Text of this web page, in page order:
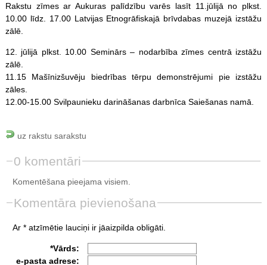
Rakstu zīmes ar Aukuras palīdzību varēs lasīt 11.jūlijā no plkst.
10.00 līdz. 17.00 Latvijas Etnogrāfiskajā brīvdabas muzejā izstāžu
zālē.
12. jūlijā plkst. 10.00 Seminārs – nodarbība zīmes centrā izstāžu
zālē.
11.15 Mašīnizšuvēju biedrības tērpu demonstrējumi pie izstāžu
zāles.
12.00-15.00 Svilpaunieku darināšanas darbnīca Saiešanas namā.
uz rakstu sarakstu
0 komentāri
Komentēšana pieejama visiem.
Komentāra pievienošana
Ar * atzīmētie lauciņi ir jāaizpilda obligāti.
*Vārds:
e-pasta adrese: